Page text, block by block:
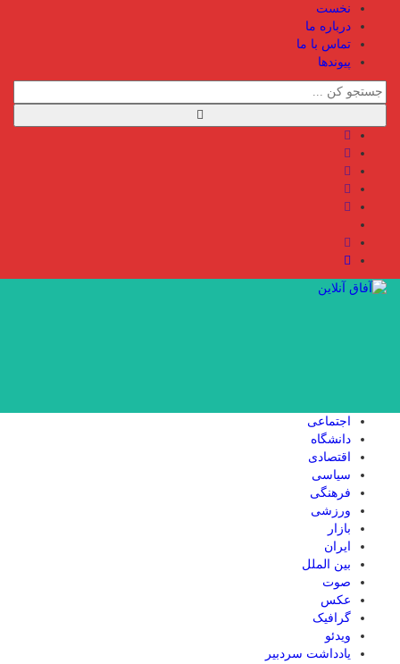
نخست
درباره ما
تماس با ما
پیوندها
اجتماعی
دانشگاه
اقتصادی
سیاسی
فرهنگی
ورزشی
بازار
ایران
بین الملل
صوت
عکس
گرافیک
ویدئو
یادداشت سردبیر